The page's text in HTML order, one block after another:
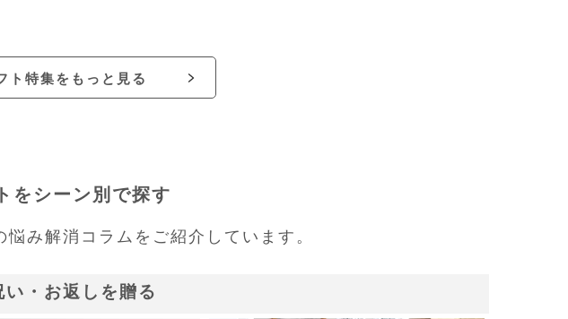
ト特集をもっと見る
をシーン別で探す
悩み解消コラムをご紹介しています。
い・お返しを贈る